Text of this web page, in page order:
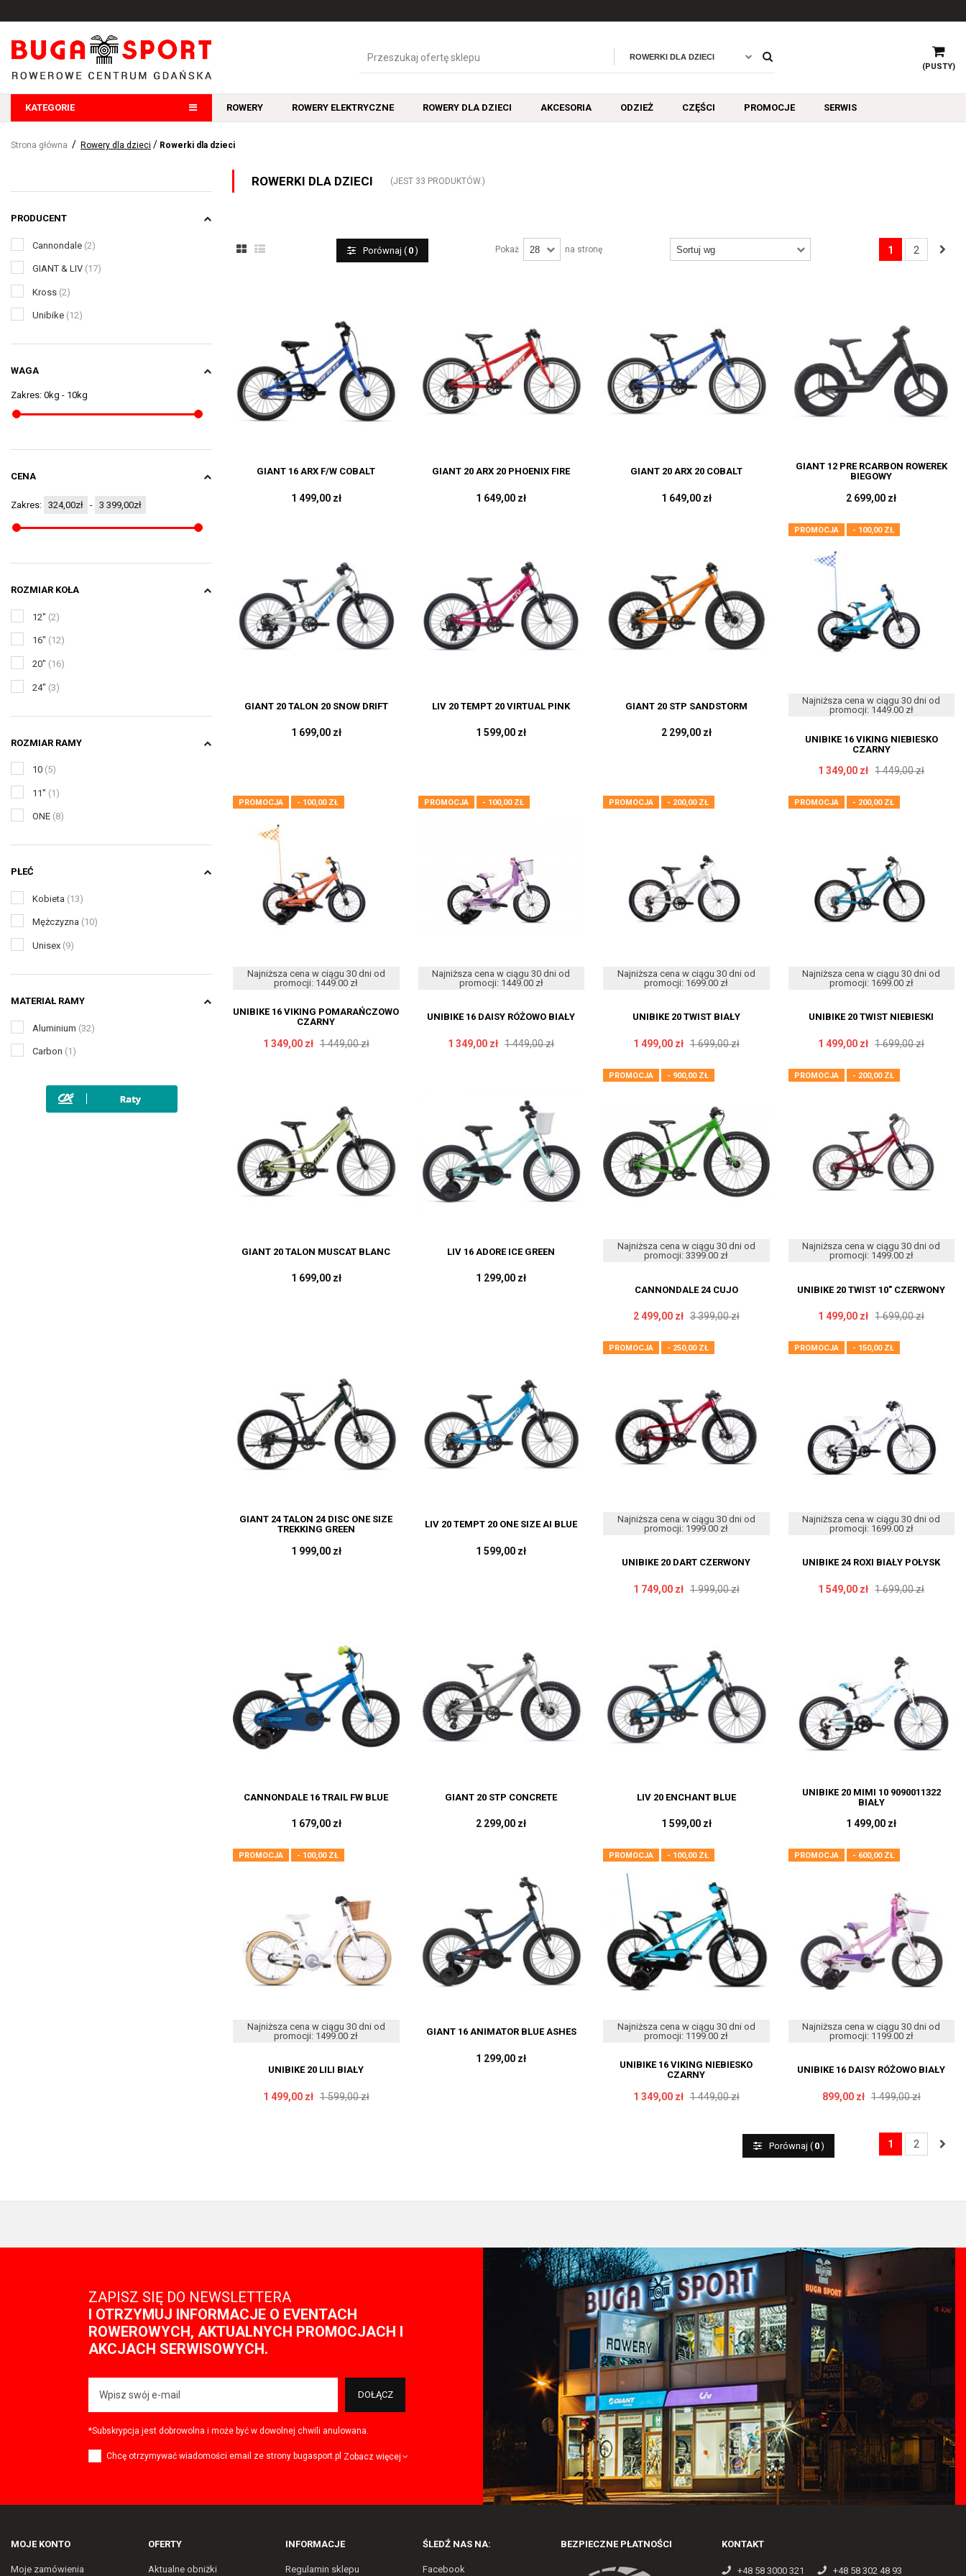
(PUSTY)
KATEGORIE ROWERY ROWERY ELEKTRYCZNE ROWERY DLA DZIECI AKCESORIA ODZIEŻ CZĘŚCI PROMOCJE SERWIS
Strona główna Rowery dla dzieci Rowerki dla dzieci
PRODUCENT
Cannondale (2)
GIANT & LIV (17)
Kross (2)
Unibike (12)
WAGA
Zakres: 0kg - 10kg
CENA
Zakres: 324,00zł - 3 399,00zł
ROZMIAR KOŁA
12" (2)
16" (12)
20" (16)
24" (3)
ROZMIAR RAMY
10 (5)
11" (1)
ONE (8)
PŁEĆ
Kobieta (13)
Mężczyzna (10)
Unisex (9)
MATERIAŁ RAMY
Aluminium (32)
Carbon (1)
ROWERKI DLA DZIECI (JEST 33 PRODUKTÓW.)
Porównaj ( 0) Pokaż na stronę 1 2
GIANT 16 ARX F/W COBALT
1 499,00 zł
GIANT 20 ARX 20 PHOENIX FIRE
1 649,00 zł
GIANT 20 ARX 20 COBALT
1 649,00 zł
GIANT 12 PRE RCARBON ROWEREK
BIEGOWY
2 699,00 zł
GIANT 20 TALON 20 SNOW DRIFT
1 699,00 zł
LIV 20 TEMPT 20 VIRTUAL PINK
1 599,00 zł
GIANT 20 STP SANDSTORM
2 299,00 zł
PROMOCJA - 100,00 ZŁ
Najniższa cena w ciągu 30 dni od
promocji: 1449.00 zł
UNIBIKE 16 VIKING NIEBIESKO
CZARNY
1 349,00 zł 1 449,00 zł
PROMOCJA - 100,00 ZŁ
Najniższa cena w ciągu 30 dni od
promocji: 1449.00 zł
UNIBIKE 16 VIKING POMARAŃCZOWO
CZARNY
1 349,00 zł 1 449,00 zł
PROMOCJA - 100,00 ZŁ
Najniższa cena w ciągu 30 dni od
promocji: 1449.00 zł
UNIBIKE 16 DAISY RÓŻOWO BIAŁY
1 349,00 zł 1 449,00 zł
PROMOCJA - 200,00 ZŁ
Najniższa cena w ciągu 30 dni od
promocji: 1699.00 zł
UNIBIKE 20 TWIST BIAŁY
1 499,00 zł 1 699,00 zł
PROMOCJA - 200,00 ZŁ
Najniższa cena w ciągu 30 dni od
promocji: 1699.00 zł
UNIBIKE 20 TWIST NIEBIESKI
1 499,00 zł 1 699,00 zł
GIANT 20 TALON MUSCAT BLANC
1 699,00 zł
LIV 16 ADORE ICE GREEN
1 299,00 zł
PROMOCJA - 900,00 ZŁ
Najniższa cena w ciągu 30 dni od
promocji: 3399.00 zł
CANNONDALE 24 CUJO
2 499,00 zł 3 399,00 zł
PROMOCJA - 200,00 ZŁ
Najniższa cena w ciągu 30 dni od
promocji: 1499.00 zł
UNIBIKE 20 TWIST 10" CZERWONY
1 499,00 zł 1 699,00 zł
GIANT 24 TALON 24 DISC ONE SIZE
TREKKING GREEN
1 999,00 zł
LIV 20 TEMPT 20 ONE SIZE AI BLUE
1 599,00 zł
PROMOCJA - 250,00 ZŁ
Najniższa cena w ciągu 30 dni od
promocji: 1999.00 zł
UNIBIKE 20 DART CZERWONY
1 749,00 zł 1 999,00 zł
PROMOCJA - 150,00 ZŁ
Najniższa cena w ciągu 30 dni od
promocji: 1699.00 zł
UNIBIKE 24 ROXI BIAŁY POŁYSK
1 549,00 zł 1 699,00 zł
CANNONDALE 16 TRAIL FW BLUE
1 679,00 zł
GIANT 20 STP CONCRETE
2 299,00 zł
LIV 20 ENCHANT BLUE
1 599,00 zł
UNIBIKE 20 MIMI 10 9090011322
BIAŁY
1 499,00 zł
PROMOCJA - 100,00 ZŁ
Najniższa cena w ciągu 30 dni od
promocji: 1499.00 zł
UNIBIKE 20 LILI BIAŁY
1 499,00 zł 1 599,00 zł
GIANT 16 ANIMATOR BLUE ASHES
1 299,00 zł
PROMOCJA - 100,00 ZŁ
Najniższa cena w ciągu 30 dni od
promocji: 1199.00 zł
UNIBIKE 16 VIKING NIEBIESKO
CZARNY
1 349,00 zł 1 449,00 zł
PROMOCJA - 600,00 ZŁ
Najniższa cena w ciągu 30 dni od
promocji: 1199.00 zł
UNIBIKE 16 DAISY RÓŻOWO BIAŁY
899,00 zł 1 499,00 zł
Porównaj ( 0) 1 2
ZAPISZ SIĘ DO NEWSLETTERA
I OTRZYMUJ INFORMACJE O EVENTACH
ROWEROWYCH, AKTUALNYCH PROMOCJACH I
AKCJACH SERWISOWYCH.
DOŁĄCZ
*Subskrypcja jest dobrowolna i może być w dowolnej chwili anulowana.
Chcę otrzymywać wiadomości email ze strony bugasport.pl Zobacz więcej
MOJE KONTO
Moje zamówienia
OFERTY
Aktualne obniżki
INFORMACJE
Regulamin sklepu
ŚLEDŹ NAS NA:
Facebook
BEZPIECZNE PŁATNOŚCI KONTAKT
+48 58 3000 321 +48 58 302 48 93